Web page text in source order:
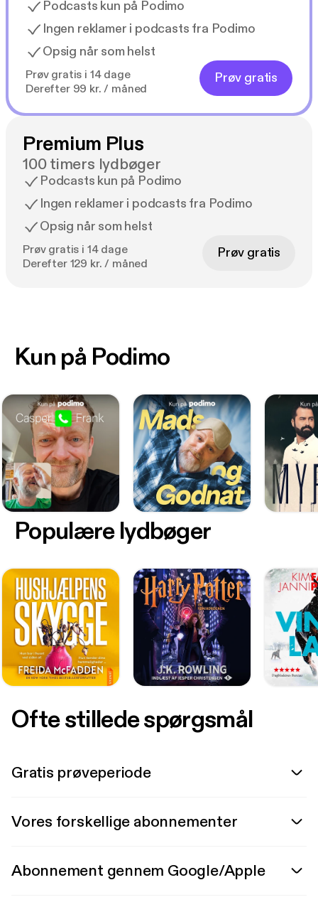
Podcasts kun på Podimo
Ingen reklamer i podcasts fra Podimo
Opsig når som helst
Prøv gratis i 14 dage
Derefter 99 kr. / måned
Prøv gratis
Premium Plus
100 timers lydbøger
Podcasts kun på Podimo
Ingen reklamer i podcasts fra Podimo
Opsig når som helst
Prøv gratis i 14 dage
Derefter 129 kr. / måned
Prøv gratis
Kun på Podimo
Populære lydbøger
Ofte stillede spørgsmål
Gratis prøveperiode
Vores forskellige abonnementer
Abonnement gennem Google/Apple